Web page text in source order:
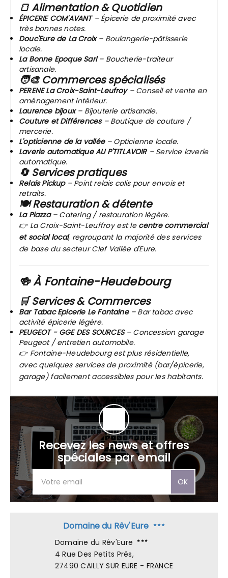
🍞 Alimentation & Quotidien
ÉPICERIE COM'AVANT– Épicerie de proximité avec
très bonnes notes.
Douc'Eure de La Croix– Boulangerie-pâtisserie
locale.
La Bonne Epoque Sarl– Boucherie-traiteur
artisanale.
🧑‍🎨 Commerces spécialisés
PERENE La Croix-Saint-Leufroy– Conseil et vente en
aménagement intérieur.
Laurence bijoux– Bijouterie artisanale.
Couture et Différences– Boutique de couture /
mercerie.
L'opticienne de la vallée– Opticienne locale.
Laverie automatique AU P'TITLAVOIR– Service laverie
automatique.
🔄 Services pratiques
Relais Pickup– Point relais colis pour envois et
retraits.
🍽️ Restauration & détente
La Piazza– Catering / restauration légère.
👉 La Croix-Saint-Leuffroy est le centre commercial
et social local, regroupant la majorité des services
de base du secteur Clef Vallée d'Eure.
🍻À Fontaine-Heudebourg
🛒 Services & Commerces
Bar Tabac Epicerie Le Fontaine– Bar tabac avec
activité épicerie légère.
PEUGEOT - GGE DES SOURCES– Concession garage
Peugeot / entretien automobile.
👉 Fontaine-Heudebourg est plus résidentielle,
avec quelques services de proximité (bar/épicerie,
garage) facilement accessibles pour les habitants.
Recevez les news et offres
spéciales par email
OK
Domaine du Rêv'Eure
Domaine du Rêv'Eure
4 Rue Des Petits Prés,
27490 CAILLY SUR EURE - FRANCE